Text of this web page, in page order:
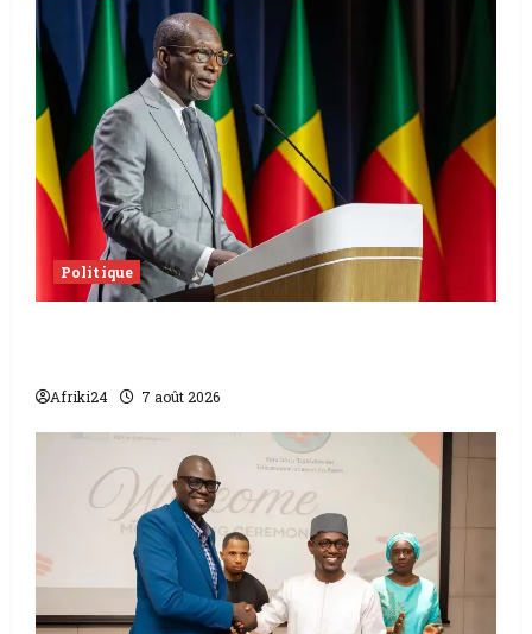
Politique
Afriki24 7 août 2026